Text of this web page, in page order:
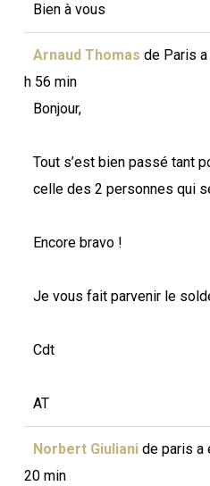
Bien à vous
Arnaud Thomas de Paris
h 56 min
Bonjour,
Tout s’est bien passé tant
celle des 2 personnes qui
Encore bravo !
Je vous fait parvenir le
Cdt
AT
Norbert Giuliani de paris a
20 min